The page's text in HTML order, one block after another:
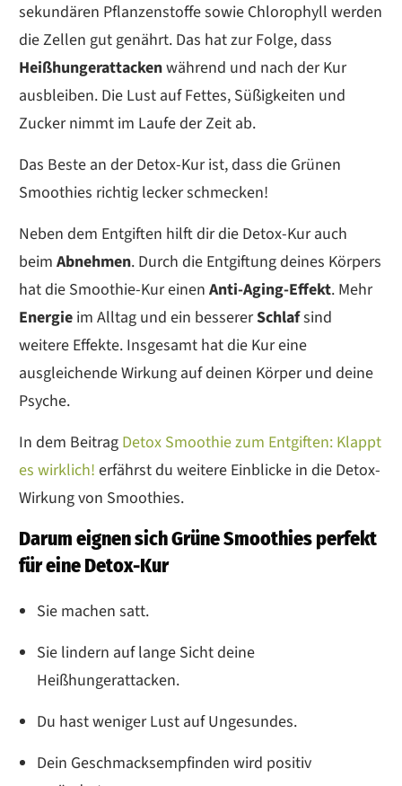
sekundären Pflanzenstoffe sowie Chlorophyll werden
die Zellen gut genährt. Das hat zur Folge, dass
Heißhungerattackenwährend und nach der Kur
ausbleiben. Die Lust auf Fettes, Süßigkeiten und
Zucker nimmt im Laufe der Zeit ab.
Das Beste an der Detox-Kur ist, dass die Grünen
Smoothies richtig lecker schmecken!
Neben dem Entgiften hilft dir die Detox-Kur auch
beim Abnehmen. Durch die Entgiftung deines Körpers
hat die Smoothie-Kur einen Anti-Aging-Effekt. Mehr
Energie im Alltag und ein bessererSchlafsind
weitere Effekte. Insgesamt hat die Kur eine
ausgleichende Wirkung auf deinen Körper und deine
Psyche.
In dem Beitrag Detox Smoothie zum Entgiften: Klappt
es wirklich! erfährst du weitere Einblicke in die Detox-
Wirkung von Smoothies.
Darum eignen sich Grüne Smoothies perfekt
für eine Detox-Kur
Sie machen satt.
Sie lindern auf lange Sicht deine
Heißhungerattacken.
Du hast weniger Lust auf Ungesundes.
Dein Geschmacksempfinden wird positiv